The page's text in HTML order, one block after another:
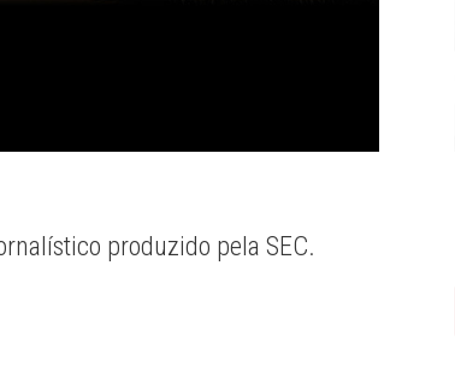
produzido pela SEC.